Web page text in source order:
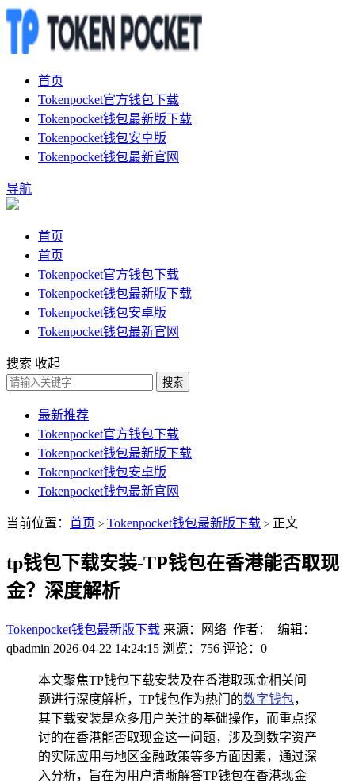
首页
Tokenpocket官方钱包下载
Tokenpocket钱包最新版下载
Tokenpocket钱包安卓版
Tokenpocket钱包最新官网
导航
首页
首页
Tokenpocket官方钱包下载
Tokenpocket钱包最新版下载
Tokenpocket钱包安卓版
Tokenpocket钱包最新官网
搜索 收起
搜索
最新推荐
Tokenpocket官方钱包下载
Tokenpocket钱包最新版下载
Tokenpocket钱包安卓版
Tokenpocket钱包最新官网
当前位置： 首页 > Tokenpocket钱包最新版下载 > 正文
tp钱包下载安装-TP钱包在香港能否取现
金？深度解析
Tokenpocket钱包最新版下载 来源：网络 作者： 编辑：
qbadmin 2026-04-22 14:24:15 浏览：756 评论：0
本文聚焦TP钱包下载安装及在香港取现金相关问
题进行深度解析，TP钱包作为热门的数字钱包，
其下载安装是众多用户关注的基础操作，而重点探
讨的在香港能否取现金这一问题，涉及到数字资产
的实际应用与地区金融政策等多方面因素，通过深
入分析，旨在为用户清晰解答TP钱包在香港现金